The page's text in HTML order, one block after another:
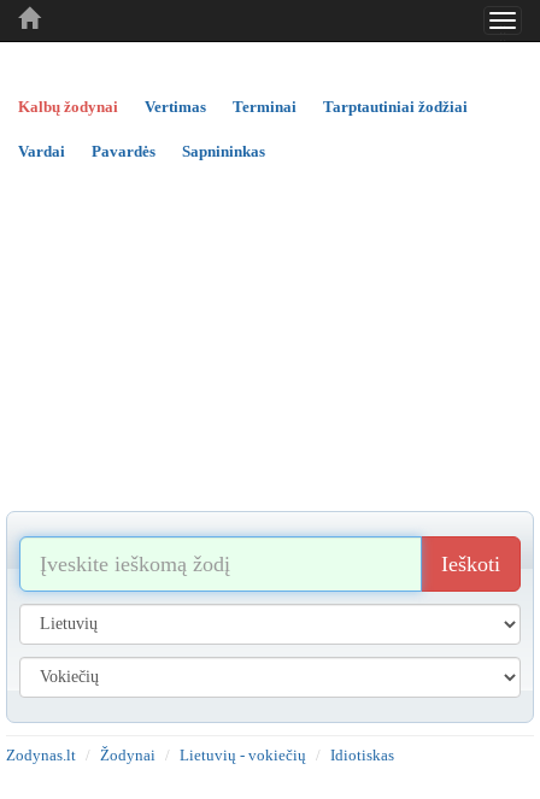
..
..
Kalbų žodynai Vertimas Terminai Tarptautiniai žodžiai
Vardai Pavardės Sapnininkas
Ieškoti
Zodynas.lt Žodynai Lietuvių - vokiečių Idiotiskas